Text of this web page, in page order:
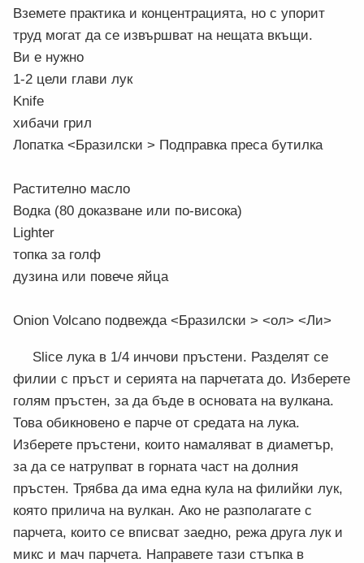
Вземете практика и концентрацията, но с упорит
труд могат да се извършват на нещата вкъщи.
Ви е нужно
1-2 цели глави лук
Knife
хибачи грил
Лопатка <Бразилски > Подправка преса бутилка
Растително масло
Водка (80 доказване или по-висока)
Lighter
топка за голф
дузина или повече яйца
Onion Volcano подвежда <Бразилски > <ол> <Ли>
Slice лука в 1/4 инчови пръстени. Разделят се
филии с пръст и серията на парчетата до. Изберете
голям пръстен, за да бъде в основата на вулкана.
Това обикновено е парче от средата на лука.
Изберете пръстени, които намаляват в диаметър,
за да се натрупват в горната част на долния
пръстен. Трябва да има една кула на филийки лук,
която прилича на вулкан. Ако не разполагате с
парчета, които се вписват заедно, режа друга лук и
микс и мач парчета. Направете тази стъпка в